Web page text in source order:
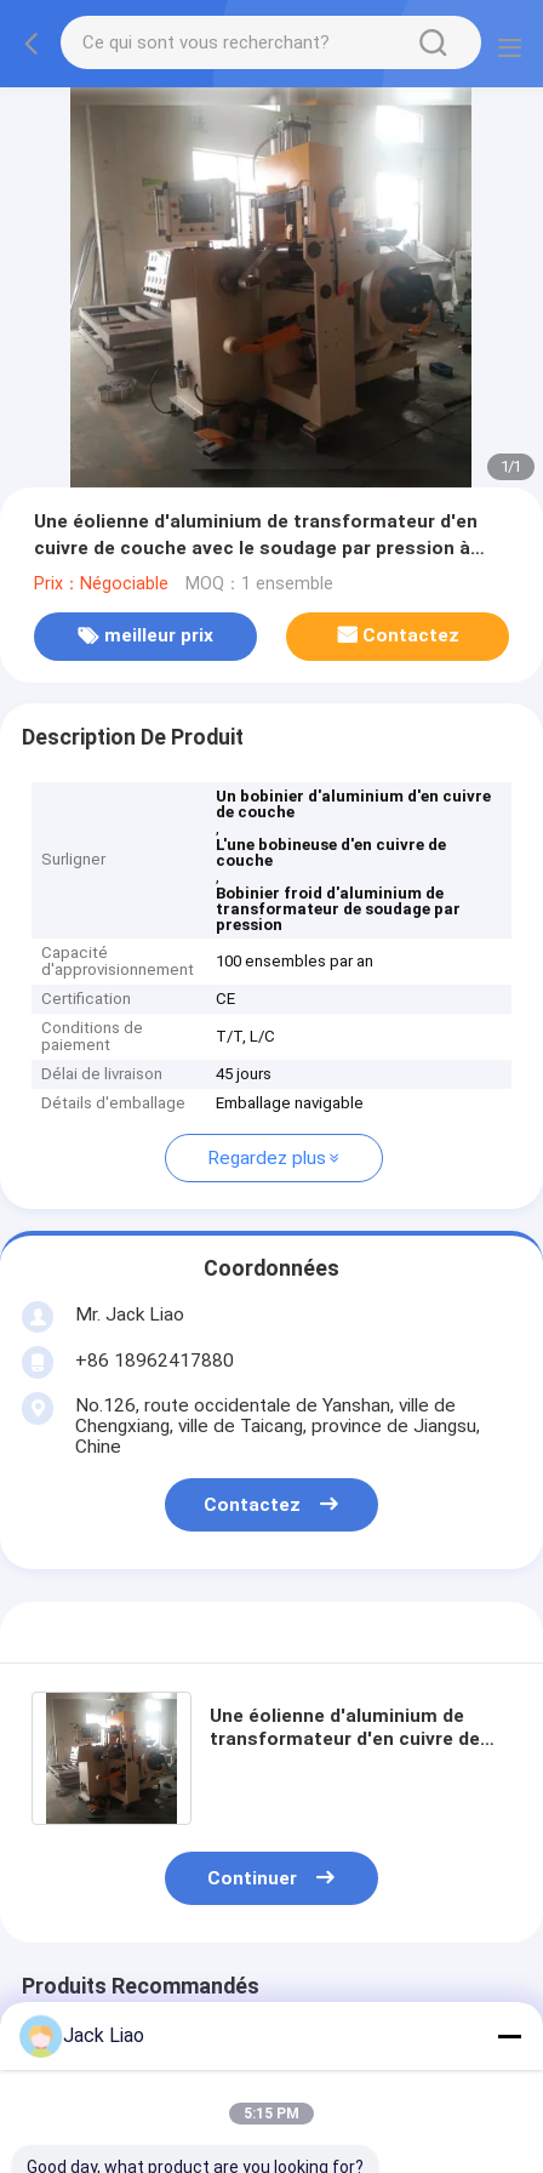
1/1
Une éolienne d'aluminium de transformateur d'en
cuivre de couche avec le soudage par pression à
froid
Prix：Négociable MOQ：1 ensemble
meilleur prix Contactez
Description De Produit
Surligner
Un bobinier d'aluminium d'en cuivre
de couche
,
L'une bobineuse d'en cuivre de
couche
,
Bobinier froid d'aluminium de
transformateur de soudage par
pression
Capacité
d'approvisionnement
100 ensembles par an
Certification
CE
Conditions de
paiement
T/T, L/C
Délai de livraison
45 jours
Détails d'emballage
Emballage navigable
Regardez plus
Coordonnées
Mr. Jack Liao
+86 18962417880
No.126, route occidentale de Yanshan, ville de
Chengxiang, ville de Taicang, province de Jiangsu,
Chine
Contactez
Une éolienne d'aluminium de
transformateur d'en cuivre de
Continuer
Produits Recommandés
Jack Liao
5:15 PM
Good day, what product are you looking for?